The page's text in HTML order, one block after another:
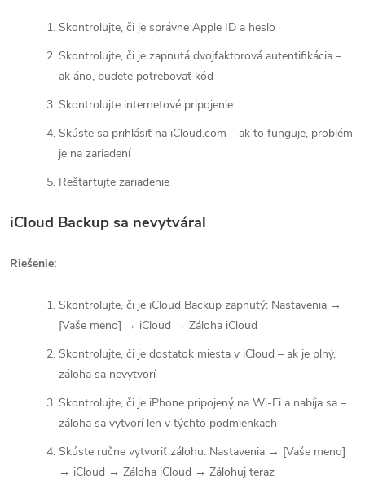
Skontrolujte, či je správne Apple ID a heslo
Skontrolujte, či je zapnutá dvojfaktorová autentifikácia –
ak áno, budete potrebovať kód
Skontrolujte internetové pripojenie
Skúste sa prihlásiť na iCloud.com – ak to funguje, problém
je na zariadení
Reštartujte zariadenie
iCloud Backup sa nevytváral
Riešenie:
Skontrolujte, či je iCloud Backup zapnutý: Nastavenia →
[Vaše meno] → iCloud → Záloha iCloud
Skontrolujte, či je dostatok miesta v iCloud – ak je plný,
záloha sa nevytvorí
Skontrolujte, či je iPhone pripojený na Wi-Fi a nabíja sa –
záloha sa vytvorí len v týchto podmienkach
Skúste ručne vytvoriť zálohu: Nastavenia → [Vaše meno]
→ iCloud → Záloha iCloud → Zálohuj teraz